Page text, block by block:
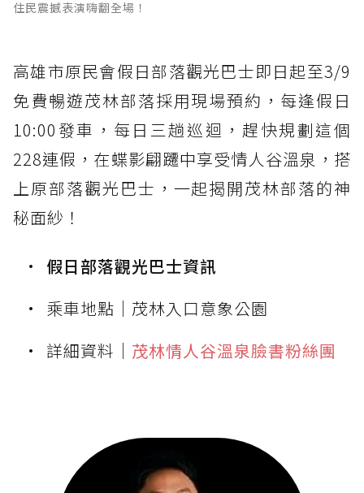
住民震撼表演嗨翻全場！
高雄市原民會假日部落觀光巴士即日起至3/9
免費暢遊茂林部落採用現場預約，每逢假日
10:00發車，每日三趟巡迴，趕快規劃這個
228連假，在蝶影翩躚中享受情人谷溫泉，搭
上原部落觀光巴士，一起揭開茂林部落的神
秘面紗！
假日部落觀光巴士資訊
乘車地點｜茂林入口意象公園
詳細資料 ｜ 茂林情人谷溫泉臉書粉絲團